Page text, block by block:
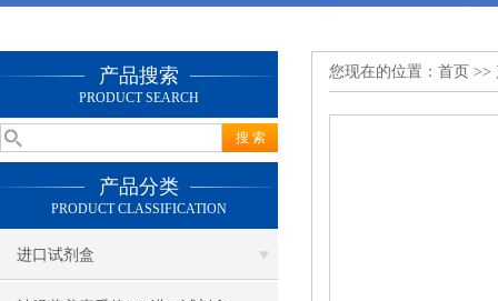
产品搜索
PRODUCT SEARCH
产品分类
PRODUCT CLASSIFICATION
进口试剂盒
您现在的位置： 首页 >>